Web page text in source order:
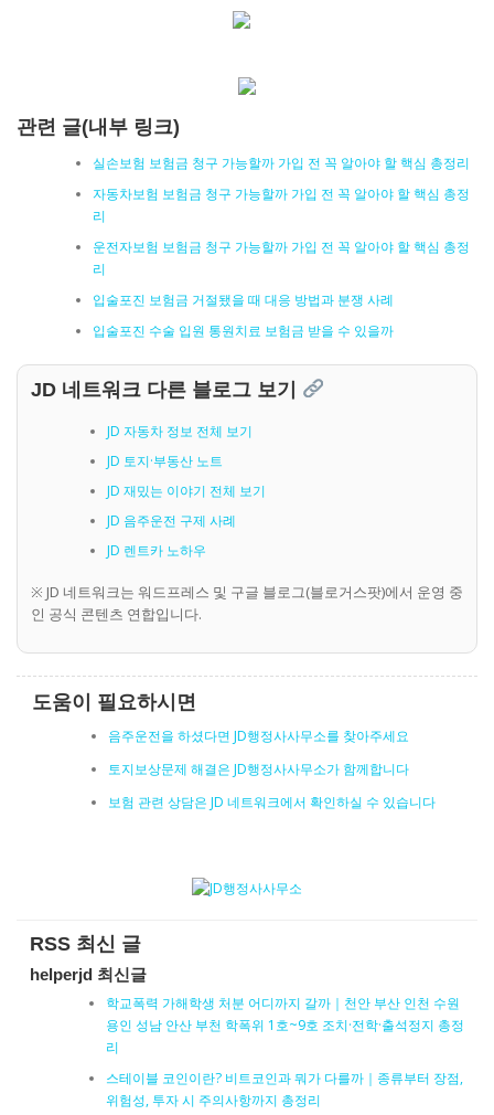
관련 글(내부 링크)
실손보험 보험금 청구 가능할까 가입 전 꼭 알아야 할 핵심 총정리
자동차보험 보험금 청구 가능할까 가입 전 꼭 알아야 할 핵심 총정
리
운전자보험 보험금 청구 가능할까 가입 전 꼭 알아야 할 핵심 총정
리
입술포진 보험금 거절됐을 때 대응 방법과 분쟁 사례
입술포진 수술 입원 통원치료 보험금 받을 수 있을까
JD 네트워크 다른 블로그 보기
JD 자동차 정보 전체 보기
JD 토지·부동산 노트
JD 재밌는 이야기 전체 보기
JD 음주운전 구제 사례
JD 렌트카 노하우
※ JD 네트워크는 워드프레스 및 구글 블로그(블로거스팟)에서 운영 중
인 공식 콘텐츠 연합입니다.
도움이 필요하시면
음주운전을 하셨다면 JD행정사사무소를 찾아주세요
토지보상문제 해결은 JD행정사사무소가 함께합니다
보험 관련 상담은 JD 네트워크에서 확인하실 수 있습니다
RSS 최신 글
helperjd 최신글
학교폭력 가해학생 처분 어디까지 갈까｜천안 부산 인천 수원
용인 성남 안산 부천 학폭위 1호~9호 조치·전학·출석정지 총정
리
스테이블 코인이란? 비트코인과 뭐가 다를까｜종류부터 장점,
위험성, 투자 시 주의사항까지 총정리